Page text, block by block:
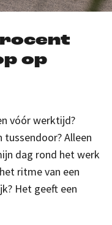
op
vóór werktijd?
tussendoor? Alleen
dag rond het werk
ritme van een
Het geeft een